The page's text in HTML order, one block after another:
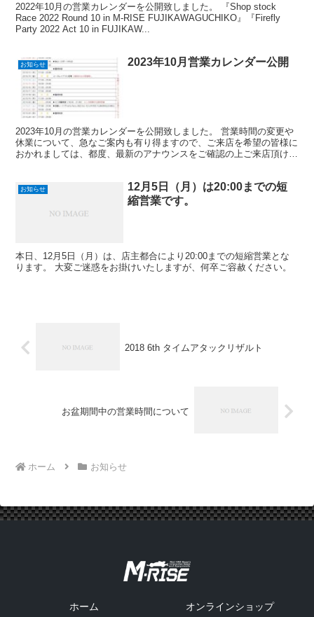
2022年10月の営業カレンダーを公開致しました。 『Shop stock
Race 2022 Round 10 in M-RISE FUJIKAWAGUCHIKO』『Firefly
Party 2022 Act 10 in FUJIKAW...
お知らせ 2023年10月営業カレンダー公開
2023年10月の営業カレンダーを公開致しました。 営業時間の変更や
休業について、急なご案内も有り得ますので、ご来店を希望の皆様に
おかれましては、都度、最新のアナウンスをご確認の上ご来店頂けま
お知らせ
12月5日（月）は20:00までの短
縮営業です。
本日、12月5日（月）は、店主都合により20:00までの短縮営業とな
ります。 大変ご迷惑をお掛けいたしますが、何卒ご容赦ください。
2018 6th タイムアタックリザルト
お盆期間中の営業時間について
ホーム お知らせ
ホーム オンラインショップ